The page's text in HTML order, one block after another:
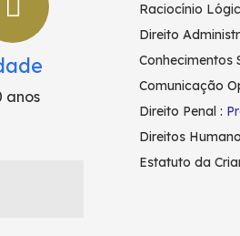
anos
Raciocínio
Direito
Conhecimentos
Comunicação
Direito Penal :
Direitos
Estatuto da